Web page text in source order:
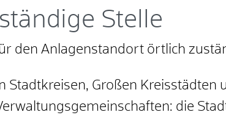
Stelle
den Anlagenstandort örtlich
Stadtkreisen, Großen
die